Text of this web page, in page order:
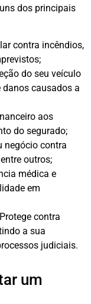
dos principais
contra incêndios,
do seu veículo
causados a
aos
do segurado;
negócio contra
outros;
médica e
em
Protege contra
a sua
judiciais.
um